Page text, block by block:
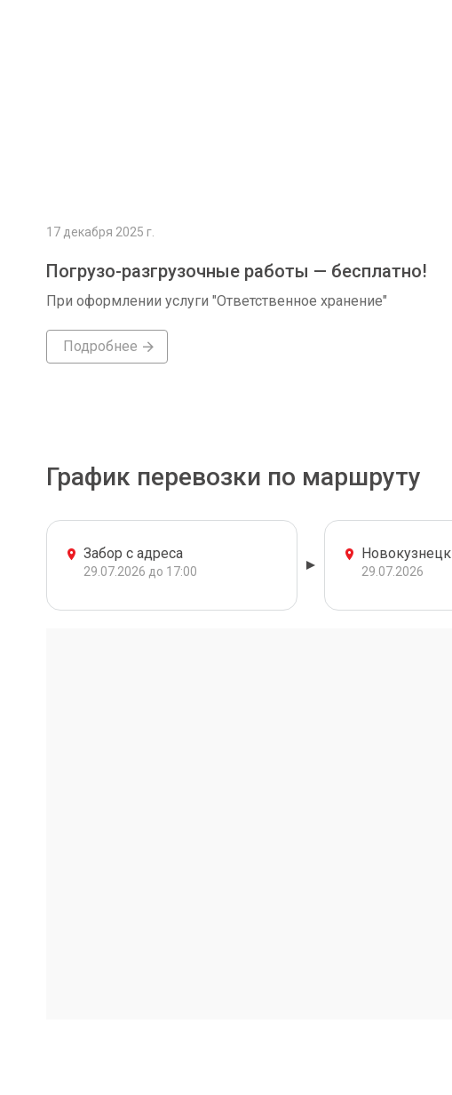
17 декабря 2025 г.
Погрузо-разгрузочные работы — бесплатно!
При оформлении услуги "Ответственное хранение"
Подробнее
График перевозки по маршруту
Забор с адреса
29.07.2026 до 17:00
Новокузнецк
29.07.2026